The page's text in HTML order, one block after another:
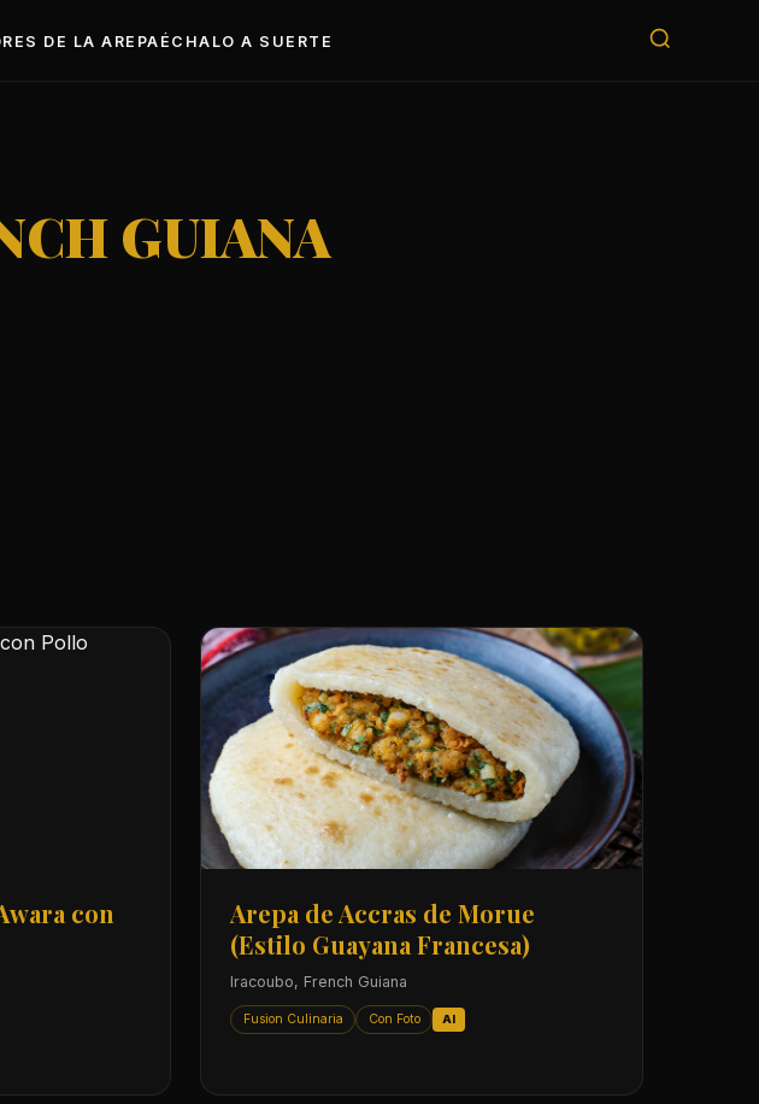
DE LA AREPA ÉCHALO A SUERTE
GUIANA
con
Arepa de Accras de Morue
(Estilo Guayana Francesa)
Iracoubo, French Guiana
Fusion Culinaria Con Foto AI